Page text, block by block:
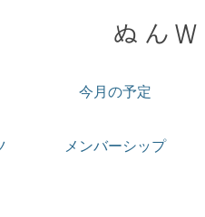
今月の予定
メンバーシップ